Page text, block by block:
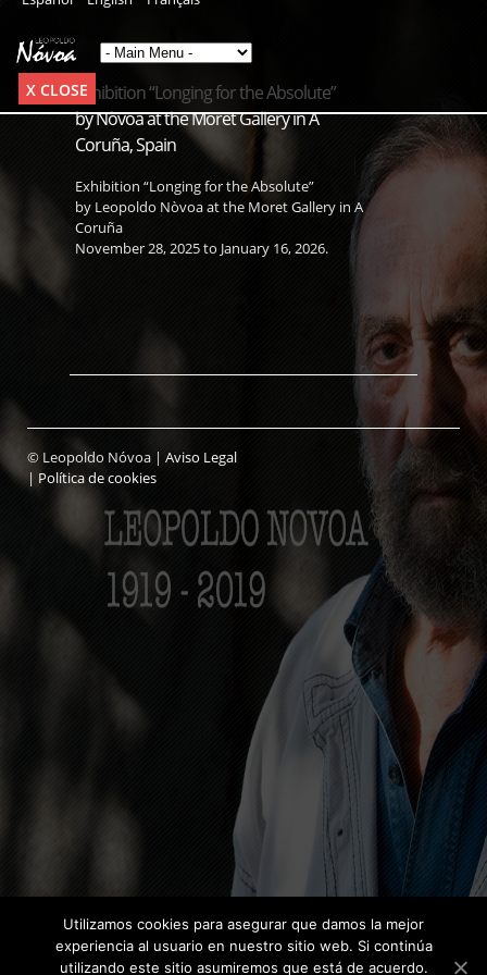
X CLOSEExhibition “Longing for the Absolute”
by Nòvoa at the Moret Gallery in A
Coruña, Spain
Exhibition “Longing for the Absolute”
by Leopoldo Nòvoa at the Moret Gallery in A
Coruña
November 28, 2025 to January 16, 2026.
© Leopoldo Nóvoa | Aviso Legal
| Política de cookies
Utilizamos cookies para asegurar que damos la mejor
experiencia al usuario en nuestro sitio web. Si continúa
utilizando este sitio asumiremos que está de acuerdo.